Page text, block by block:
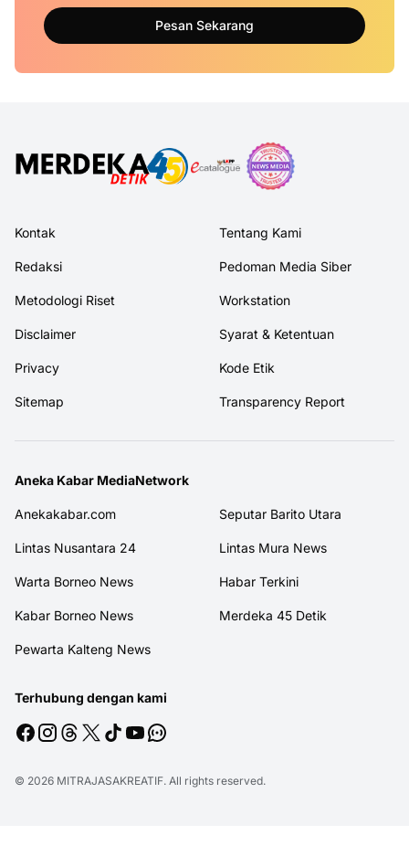
Pesan Sekarang
Kontak Tentang Kami
Redaksi Pedoman Media Siber
Metodologi Riset Workstation
Disclaimer Syarat & Ketentuan
Privacy Kode Etik
Sitemap Transparency Report
Aneka Kabar MediaNetwork
Anekakabar.com Seputar Barito Utara
Lintas Nusantara 24 Lintas Mura News
Warta Borneo News Habar Terkini
Kabar Borneo News Merdeka 45 Detik
Pewarta Kalteng News
Terhubung dengan kami
© 2026 MITRAJASAKREATIF. All rights reserved.